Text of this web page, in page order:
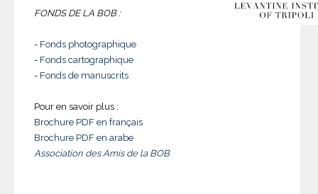
FONDS DE LA BOB :
- Fonds photographique
- Fonds cartographique
- Fonds de manuscrits
Pour en savoir plus :
Brochure PDF en français
Brochure PDF en arabe
Association des Amis de la BOB